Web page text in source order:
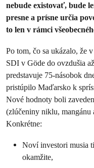
nebude existovať, bude
presne a prísne určia
to len v rámci
Po tom, čo sa ukázalo, že
SDI v Göde do ovzdušia
predstavuje 75-násobok
pristúpilo Maďarsko k
Nové hodnoty boli
(zlúčeniny niklu,
Konkrétne:
Noví investori musia
okamžite,